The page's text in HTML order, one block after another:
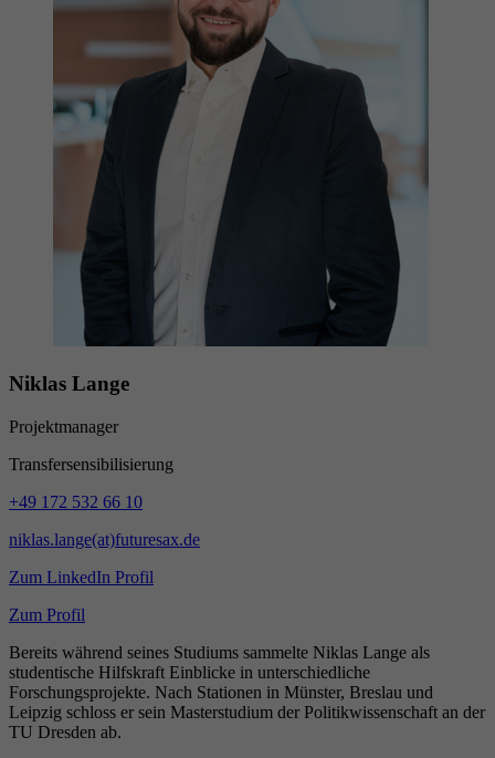
Niklas Lange
Projektmanager
Transfersensibilisierung
+49 172 532 66 10
niklas.lange(at)futuresax.de
Zum LinkedIn Profil
Zum Profil
Bereits während seines Studiums sammelte Niklas Lange als
studentische Hilfskraft Einblicke in unterschiedliche
Forschungsprojekte. Nach Stationen in Münster, Breslau und
Leipzig schloss er sein Masterstudium der Politikwissenschaft an der
TU Dresden ab.